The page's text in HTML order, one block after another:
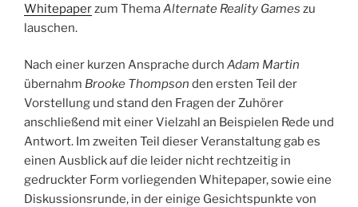
Whitepaperzum ThemaAlternate Reality Games zu
lauschen.
Nach einer kurzen Ansprache durch Adam Martin
übernahm Brooke Thompson den ersten Teil der
Vorstellung und stand den Fragen der Zuhörer
anschließend mit einer Vielzahl an Beispielen Rede und
Antwort. Im zweiten Teil dieser Veranstaltung gab es
einen Ausblick auf die leider nicht rechtzeitig in
gedruckter Form vorliegenden Whitepaper, sowie eine
Diskussionsrunde, in der einige Gesichtspunkte von